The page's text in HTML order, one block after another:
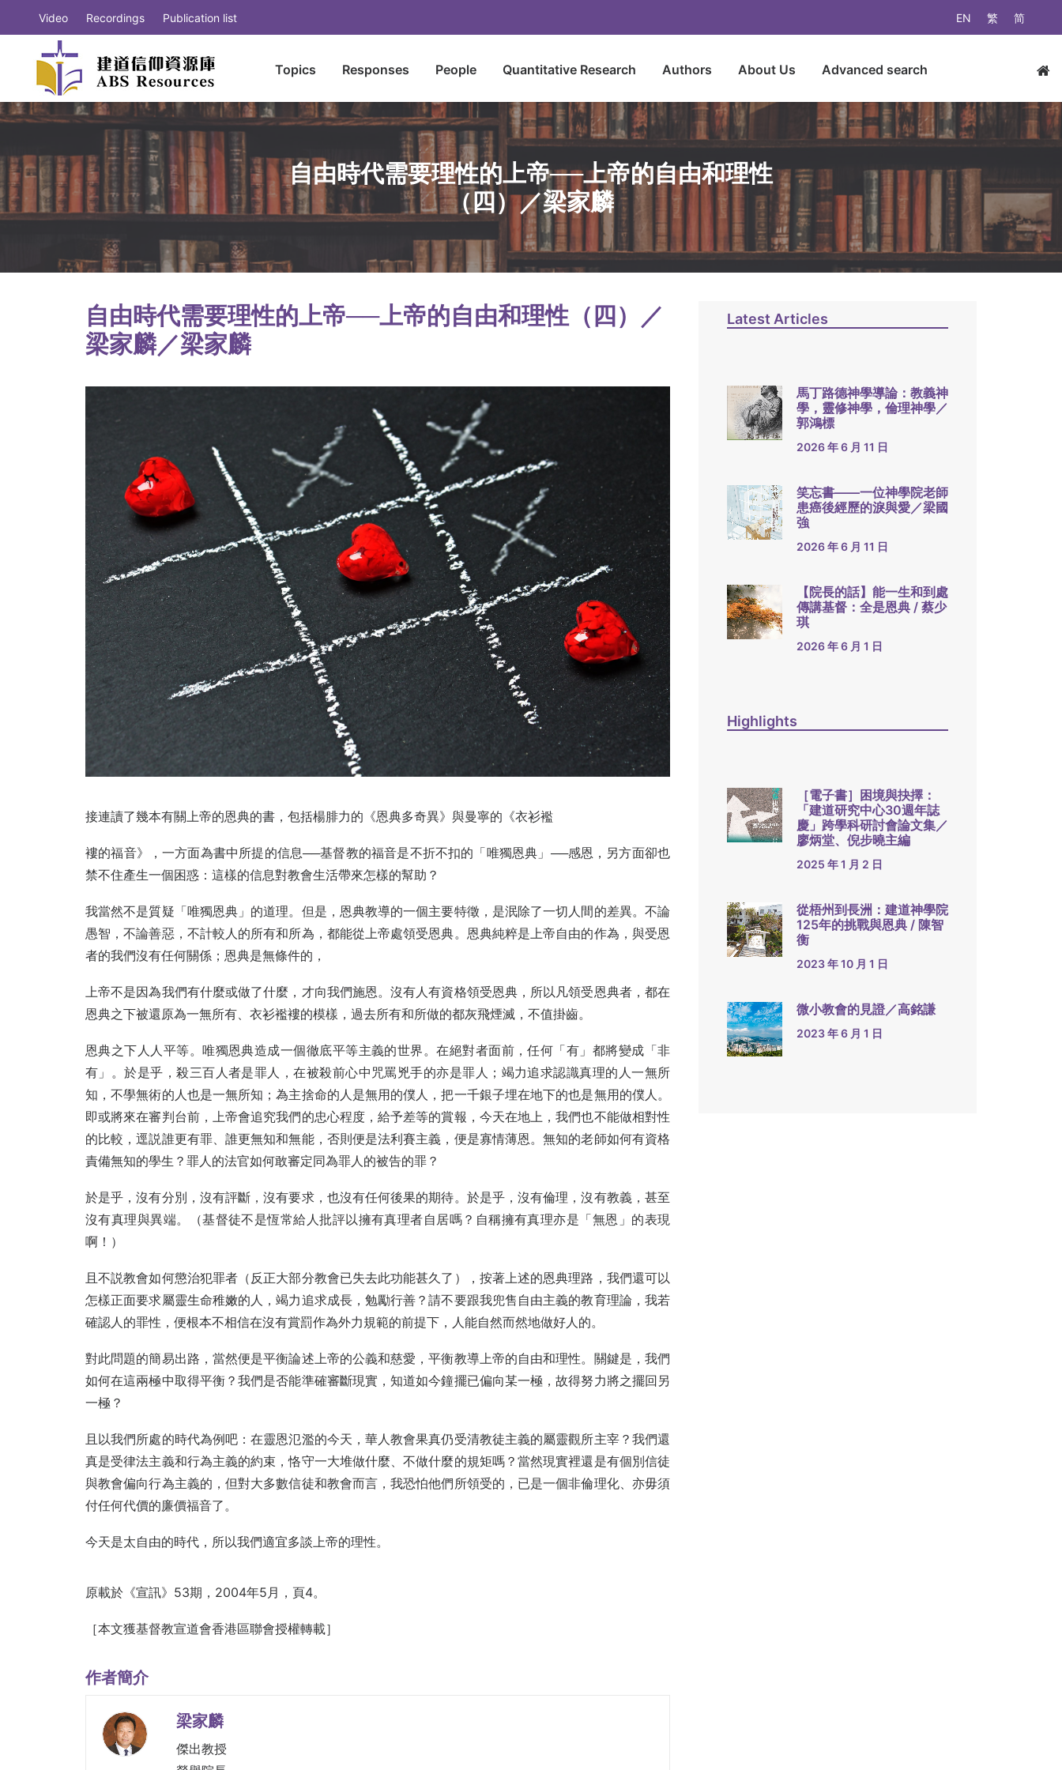
EN 繁 简
Video Recordings Publication list
Topics Responses People Quantitative Research Authors About Us Advanced search
自由時代需要理性的上帝──上帝的自由和理性
（四）／梁家麟
自由時代需要理性的上帝──上帝的自由和理性（四）／
梁家麟／梁家麟
接連讀了幾本有關上帝的恩典的書，包括楊腓力的《恩典多奇異》與曼寧的《衣衫襤
褸的福音》，一方面為書中所提的信息──基督教的福音是不折不扣的「唯獨恩典」──感恩，另方面卻也
禁不住產生一個困惑：這樣的信息對教會生活帶來怎樣的幫助？
我當然不是質疑「唯獨恩典」的道理。但是，恩典教導的一個主要特徵，是泯除了一切人間的差異。不論
愚智，不論善惡，不計較人的所有和所為，都能從上帝處領受恩典。恩典純粹是上帝自由的作為，與受恩
者的我們沒有任何關係；恩典是無條件的，
上帝不是因為我們有什麼或做了什麼，才向我們施恩。沒有人有資格領受恩典，所以凡領受恩典者，都在
恩典之下被還原為一無所有、衣衫襤褸的模樣，過去所有和所做的都灰飛煙滅，不值掛齒。
恩典之下人人平等。唯獨恩典造成一個徹底平等主義的世界。在絕對者面前，任何「有」都將變成「非
有」。於是乎，殺三百人者是罪人，在被殺前心中咒罵兇手的亦是罪人；竭力追求認識真理的人一無所
知，不學無術的人也是一無所知；為主捨命的人是無用的僕人，把一千銀子埋在地下的也是無用的僕人。
即或將來在審判台前，上帝會追究我們的忠心程度，給予差等的賞報，今天在地上，我們也不能做相對性
的比較，逕説誰更有罪、誰更無知和無能，否則便是法利賽主義，便是寡情薄恩。無知的老師如何有資格
責備無知的學生？罪人的法官如何敢審定同為罪人的被告的罪？
於是乎，沒有分別，沒有評斷，沒有要求，也沒有任何後果的期待。於是乎，沒有倫理，沒有教義，甚至
沒有真理與異端。（基督徒不是恆常給人批評以擁有真理者自居嗎？自稱擁有真理亦是「無恩」的表現
啊！）
且不説教會如何懲治犯罪者（反正大部分教會已失去此功能甚久了），按著上述的恩典理路，我們還可以
怎樣正面要求屬靈生命稚嫩的人，竭力追求成長，勉勵行善？請不要跟我兜售自由主義的教育理論，我若
確認人的罪性，便根本不相信在沒有賞罰作為外力規範的前提下，人能自然而然地做好人的。
對此問題的簡易出路，當然便是平衡論述上帝的公義和慈愛，平衡教導上帝的自由和理性。關鍵是，我們
如何在這兩極中取得平衡？我們是否能準確審斷現實，知道如今鐘擺已偏向某一極，故得努力將之擺回另
一極？
且以我們所處的時代為例吧：在靈恩氾濫的今天，華人教會果真仍受清教徒主義的屬靈觀所主宰？我們還
真是受律法主義和行為主義的約束，恪守一大堆做什麼、不做什麼的規矩嗎？當然現實裡還是有個別信徒
與教會偏向行為主義的，但對大多數信徒和教會而言，我恐怕他們所領受的，已是一個非倫理化、亦毋須
付任何代價的廉價福音了。
今天是太自由的時代，所以我們適宜多談上帝的理性。
原載於《宣訊》53期，2004年5月，頁4。
［本文獲基督教宣道會香港區聯會授權轉載］
作者簡介
梁家麟
傑出教授
Latest Articles
馬丁路德神學導論：教義神
學，靈修神學，倫理神學／
郭鴻標
2026 年 6 月 11 日
笑忘書——一位神學院老師
患癌後經歷的淚與愛／梁國
強
2026 年 6 月 11 日
【院長的話】能一生和到處
傳講基督：全是恩典 / 蔡少
琪
2026 年 6 月 1 日
Highlights
［電子書］困境與抉擇：
「建道研究中心30週年誌
慶」跨學科研討會論文集／
廖炳堂、倪步曉主編
2025 年 1 月 2 日
從梧州到長洲：建道神學院
125年的挑戰與恩典 / 陳智
衡
2023 年 10 月 1 日
微小教會的見證／高銘謙
2023 年 6 月 1 日